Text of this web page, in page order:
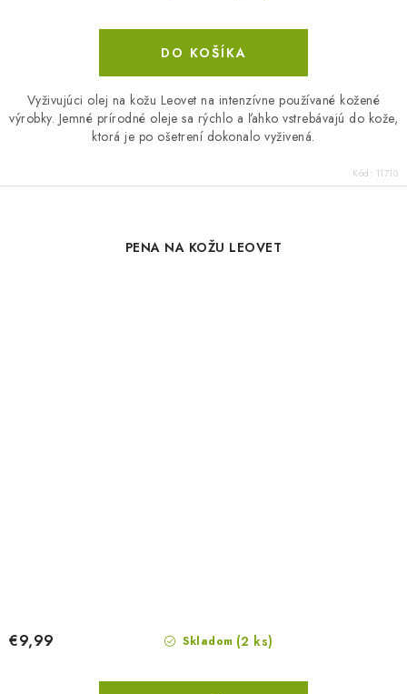
DO KOŠÍKA
Vyživujúci olej na kožu Leovet na intenzívne používané kožené
výrobky. Jemné prírodné oleje sa rýchlo a ľahko vstrebávajú do kože,
ktorá je po ošetrení dokonalo vyživená.
Kód: 11710
PENA NA KOŽU LEOVET
Skladom (2 ks)
€9,99